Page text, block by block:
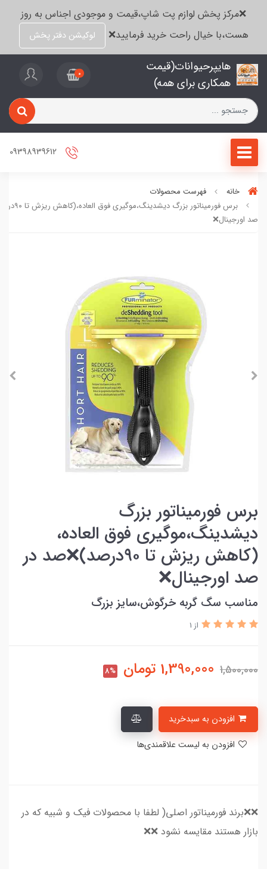
❌مرکز پخش لوازم پت شاپ،قیمت و موجودی اجناس به روز
هست،با خیال راحت خرید فرمایید❌
لوکیشن دفتر پخش
هایپرحیوانات(قیمت
همکاری برای همه)
0
خانه
فهرست محصولات
برس فورمیناتور بزرگ
صد اورجینال❌
برس فورمیناتور بزرگ
دیشدینگ،موگیری فوق العاده،
(کاهش ریزش تا ۹۰درصد)❌صد در
صد اورجینال❌
مناسب سگ گربه خرگوش،سایز بزرگ
از 1
1,500,000
1,390,000 تومان 8%
❌❌برند فورمیناتور اصلی( لطفا با محصولات فیک و شبیه که در
بازار هستند مقایسه نشود ❌❌